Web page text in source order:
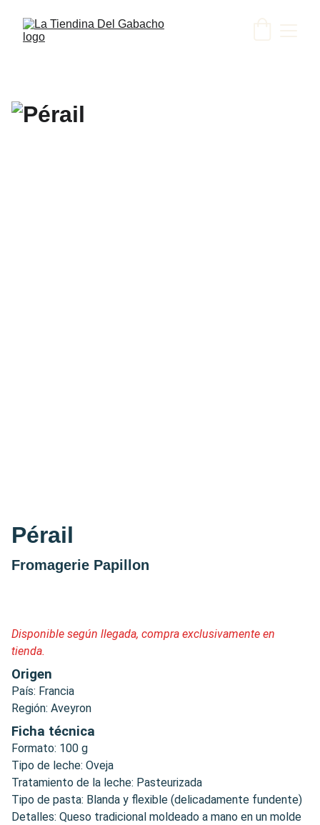
Pérail
Fromagerie Papillon
Disponible según llegada, compra exclusivamente en
tienda.
Origen
País: Francia
Región: Aveyron
Ficha técnica
Formato: 100 g
Tipo de leche: Oveja
Tratamiento de la leche: Pasteurizada
Tipo de pasta: Blanda y flexible (delicadamente fundente)
Detalles: Queso tradicional moldeado a mano en un molde